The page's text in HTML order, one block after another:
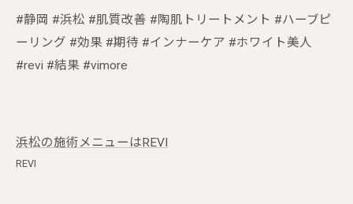
#静岡 #浜松 #肌質改善 #陶肌トリートメント #ハーブピ
ーリング #効果 #期待 #インナーケア #ホワイト美人
#revi #結果 #vimore
浜松の施術メニューはREVI
REVI